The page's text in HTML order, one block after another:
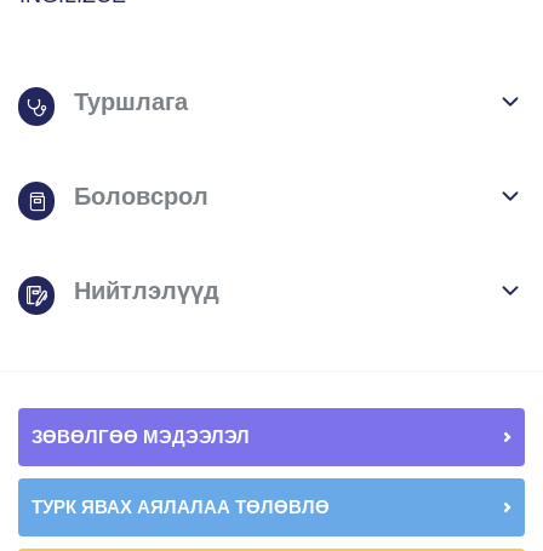
Туршлага
Боловсрол
Нийтлэлүүд
ЗӨВӨЛГӨӨ МЭДЭЭЛЭЛ
ТУРК ЯВАХ АЯЛАЛАА ТӨЛӨВЛӨ